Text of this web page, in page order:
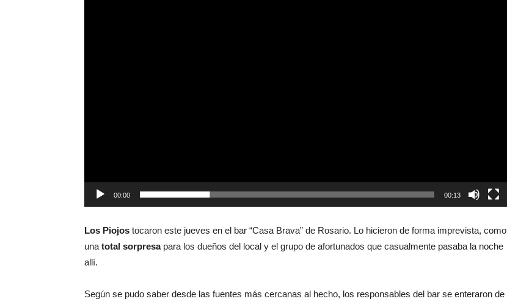
00:00 00:13
Los Piojos tocaron este jueves en el bar “Casa Brava” de Rosario. Lo hicieron de forma imprevista, como
una total sorpresapara los dueños del local y el grupo de afortunados que casualmente pasaba la noche
allí.
Según se pudo saber desde las fuentes más cercanas al hecho, los responsables del bar se enteraron de